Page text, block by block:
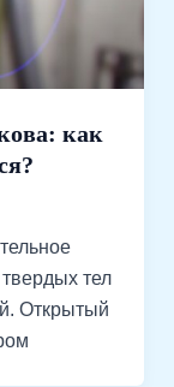
как
тел
Открытый